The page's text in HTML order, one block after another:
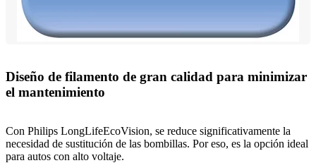
Diseño de filamento de gran calidad para minimizar
el mantenimiento
Con Philips LongLifeEcoVision, se reduce significativamente la
necesidad de sustitución de las bombillas. Por eso, es la opción ideal
para autos con alto voltaje.